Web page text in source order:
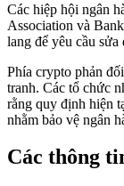
Các hiệp hội ngân
Association và
lang để yêu cầu sửa
Phía crypto phản
tranh. Các tổ chức
rằng quy định hiện
nhằm bảo vệ ngân
Các thông